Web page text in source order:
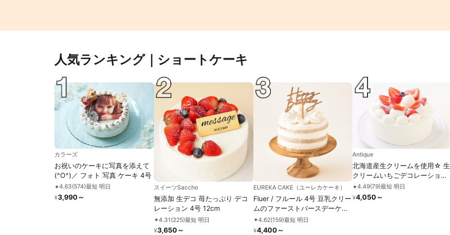
人気ランキング｜ショートケーキ
カラーズ
お祝いのケーキに写真を添えて
(^O^)／ フォト 写真 ケーキ 4号
✦4.63(574)最短 明日
¥3,990 ～
スイーツSaccho
無添加 生デコ 苺たっぷり デコ
レーション 4号 12cm
✦4.31 (225)最短 明日
¥3,650 ～
EUREKA CAKE（ユーレカケーキ）
Fluer / フルール 4号 豆乳クリー
ムのファーストバースデーケー
キ ケーキトッパー付き グルテン
フリー 小麦・乳不使用
✦4.62(159)最短 明日
¥4,400 ～
Antique
北海道産生クリームを使用☆ 生
クリームいちごデコレーション
4号 12cm
✦4.49(79)最短 明日
¥4,050 ～